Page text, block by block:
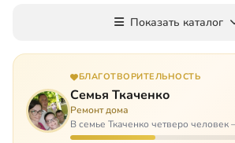
Показать каталог
БЛАГОТВОРИТЕЛЬНОСТЬ
Семья Ткаченко
Ремонт дома
В семье Ткаченко четверо человек
сыновей. И это семья – крепость. У